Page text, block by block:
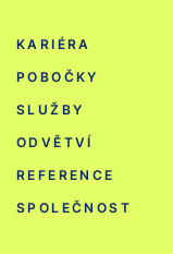
KARIÉRA
POBOČKY
SLUŽBY
ODVĚTVÍ
REFERENCE
SPOLEČNOST